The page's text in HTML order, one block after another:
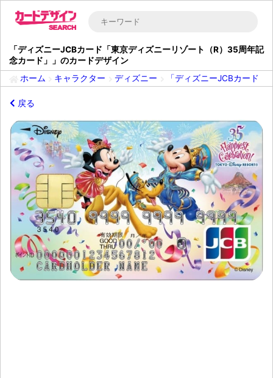
「ディズニーJCBカード「東京ディズニーリゾート（R）35周年記
念カード」」のカードデザイン
ホーム
キャラクター ディズニー 「ディズニーJCBカード
戻る